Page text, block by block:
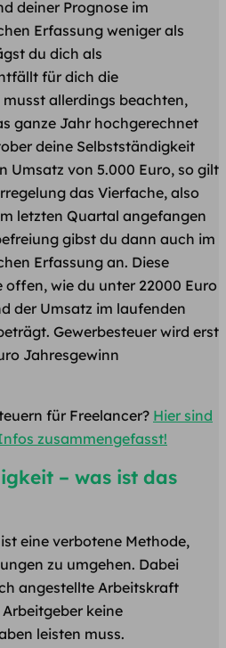
deiner Prognose im
Erfassung weniger als
du dich als
für dich die
allerdings beachten,
ganze Jahr hochgerechnet
deine Selbstständigkeit
Umsatz von 5.000 Euro, so gilt
das Vierfache, also
letzten Quartal angefangen
gibst du dann auch im
Erfassung an. Diese
wie du unter 22000 Euro
der Umsatz im laufenden
Gewerbesteuer wird erst
Jahresgewinn
für Freelancer? Hier sind
zusammengefasst!
– was ist das
eine verbotene Methode,
zu umgehen. Dabei
angestellte Arbeitskraft
keine
leisten muss.